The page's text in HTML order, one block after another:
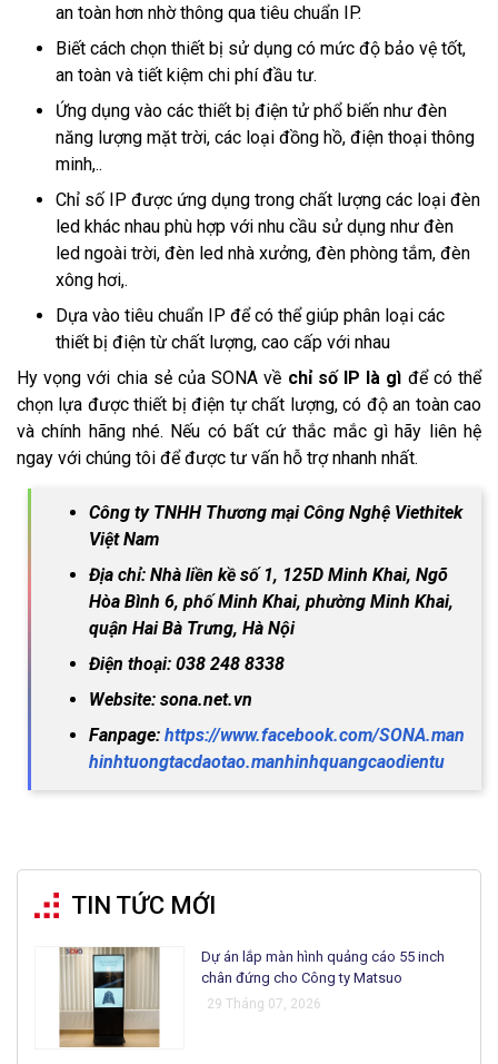
an toàn hơn nhờ thông qua tiêu chuẩn IP.
Biết cách chọn thiết bị sử dụng có mức độ bảo vệ tốt,
an toàn và tiết kiệm chi phí đầu tư.
Ứng dụng vào các thiết bị điện tử phổ biến như đèn
năng lượng mặt trời, các loại đồng hồ, điện thoại thông
minh,..
Chỉ số IP được ứng dụng trong chất lượng các loại đèn
led khác nhau phù hợp với nhu cầu sử dụng như đèn
led ngoài trời, đèn led nhà xưởng, đèn phòng tắm, đèn
xông hơi,.
Dựa vào tiêu chuẩn IP để có thể giúp phân loại các
thiết bị điện từ chất lượng, cao cấp với nhau
Hy vọng với chia sẻ của SONA về chỉ số IP là gì để có thể
chọn lựa được thiết bị điện tự chất lượng, có độ an toàn cao
và chính hãng nhé. Nếu có bất cứ thắc mắc gì hãy liên hệ
ngay với chúng tôi để được tư vấn hỗ trợ nhanh nhất.
Công ty TNHH Thương mại Công Nghệ Viethitek
Việt Nam
Địa chỉ: Nhà liền kề số 1, 125D Minh Khai, Ngõ
Hòa Bình 6, phố Minh Khai, phường Minh Khai,
quận Hai Bà Trưng, Hà Nội
Điện thoại: 038 248 8338
Website: sona.net.vn
Fanpage: https://www.facebook.com/SONA.man
hinhtuongtacdaotao.manhinhquangcaodientu
TIN TỨC MỚI
Dự án lắp màn hình quảng cáo 55 inch
chân đứng cho Công ty Matsuo
29 Tháng 07, 2026